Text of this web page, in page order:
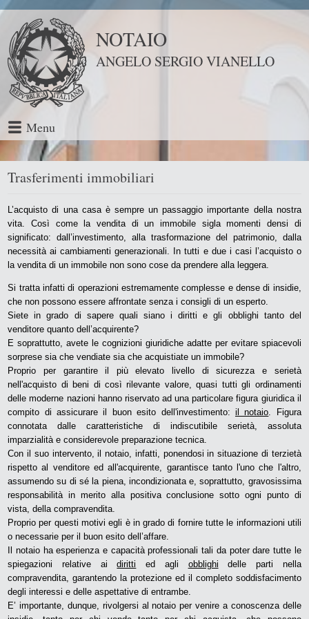
NOTAIO
ANGELO SERGIO VIANELLO
Menu
Trasferimenti immobiliari
L’acquisto di una casa è sempre un passaggio importante della nostra
vita. Così come la vendita di un immobile sigla momenti densi di
significato: dall’investimento, alla trasformazione del patrimonio, dalla
necessità ai cambiamenti generazionali. In tutti e due i casi l’acquisto o
la vendita di un immobile non sono cose da prendere alla leggera.
Si tratta infatti di operazioni estremamente complesse e dense di insidie,
che non possono essere affrontate senza i consigli di un esperto.
Siete in grado di sapere quali siano i diritti e gli obblighi tanto del
venditore quanto dell’acquirente?
E soprattutto, avete le cognizioni giuridiche adatte per evitare spiacevoli
sorprese sia che vendiate sia che acquistiate un immobile?
Proprio per garantire il più elevato livello di sicurezza e serietà
nell'acquisto di beni di così rilevante valore, quasi tutti gli ordinamenti
delle moderne nazioni hanno riservato ad una particolare figura giuridica il
compito di assicurare il buon esito dell'investimento: il notaio. Figura
connotata dalle caratteristiche di indiscutibile serietà, assoluta
imparzialità e considerevole preparazione tecnica.
Con il suo intervento, il notaio, infatti, ponendosi in situazione di terzietà
rispetto al venditore ed all'acquirente, garantisce tanto l'uno che l'altro,
assumendo su di sé la piena, incondizionata e, soprattutto, gravosissima
responsabilità in merito alla positiva conclusione sotto ogni punto di
vista, della compravendita.
Proprio per questi motivi egli è in grado di fornire tutte le informazioni utili
o necessarie per il buon esito dell’affare.
Il notaio ha esperienza e capacità professionali tali da poter dare tutte le
spiegazioni relative aidiritti ed agli obblighi delle parti nella
compravendita, garantendo la protezione ed il completo soddisfacimento
degli interessi e delle aspettative di entrambe.
E’ importante, dunque, rivolgersi al notaio per venire a conoscenza delle